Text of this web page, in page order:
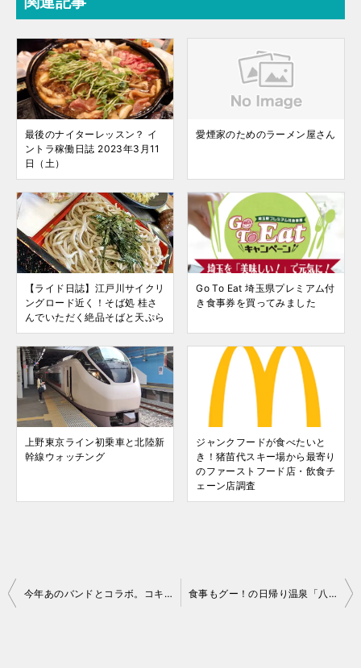
最後のナイターレッスン？ イ
ントラ稼働日誌 2023年3月11
日（土）
愛煙家のためのラーメン屋さん
【ライド日誌】江戸川サイクリ
ングロード近く！そば処 桂さ
んでいただく絶品そばと天ぷら
Go To Eat 埼玉県プレミアム付
き食事券を買ってみました
上野東京ライン初乗車と北陸新
幹線ウォッチング
ジャンクフードが食べたいと
き！猪苗代スキー場から最寄り
のファーストフード店・飲食チ
ェーン店調査
投
今年あのバンドとコラボ。コキアライトアップ 2025 食事もグー！の日帰り温泉「八郷温泉ゆりの郷」